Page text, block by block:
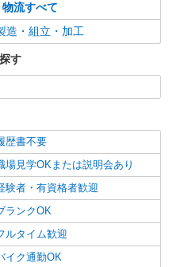
流すべて
造・組立・加工
す
歴書不要
場見学OKまたは説明会あり
験者・有資格者歓迎
ランクOK
ルタイム歓迎
イク通勤OK